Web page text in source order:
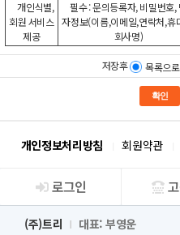
개인식별,
회원 서비스
제공
필수 : 문의등록자, 비밀번호,
자정보(이름,이메일,연락처,휴
회사명)
저장후 목록으
확인
개인정보처리방침 회원약관
로그인
(주)트리
대표: 부영운